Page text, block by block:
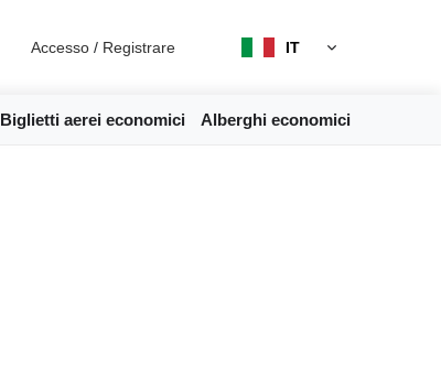
Accesso / Registrare IT
Biglietti aerei economici Alberghi economici